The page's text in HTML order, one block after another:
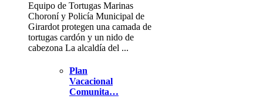
Equipo de Tortugas Marinas
Choroní y Policía Municipal de
Girardot protegen una camada de
tortugas cardón y un nido de
cabezona La alcaldía del ...
Plan
Vacacional
Comunita…